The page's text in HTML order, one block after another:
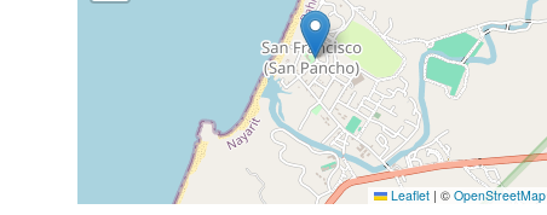
Leaflet | © OpenStreetMap